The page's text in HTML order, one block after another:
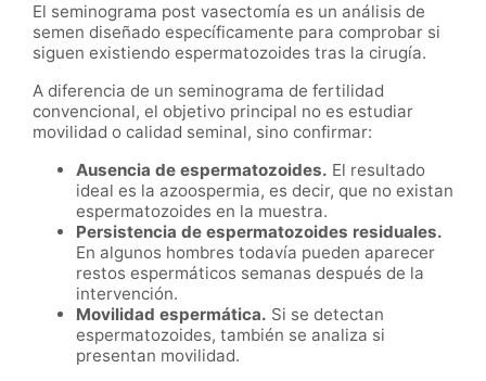
El seminograma post vasectomía es un análisis de
semen diseñado específicamente para comprobar si
siguen existiendo espermatozoides tras la cirugía.
A diferencia de un seminograma de fertilidad
convencional, el objetivo principal no es estudiar
movilidad o calidad seminal, sino confirmar:
Ausencia de espermatozoides. El resultado
ideal es la azoospermia, es decir, que no existan
espermatozoides en la muestra.
Persistencia de espermatozoides residuales.
En algunos hombres todavía pueden aparecer
restos espermáticos semanas después de la
intervención.
Movilidad espermática. Si se detectan
espermatozoides, también se analiza si
presentan movilidad.